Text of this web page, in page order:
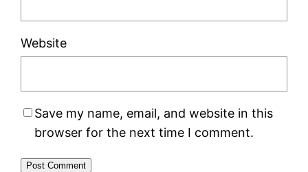
Website
Save my name, email, and website in this
browser for the next time I comment.